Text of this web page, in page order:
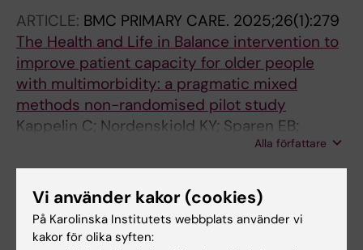
ARTICLE: BMC PRIMARY CARE. 2025;26(1):279
The Health and Life in Balance intervention to
improve patient capacity for older people
with multimorbidity: a pragmatic mixed
methods non-randomised pilot study
Kappelin C; Nordenskiold KY; Sparen EB;
Alla författare
2022;22(1):212
Diagnosis and treatment of vulnerable
migrants: a retrospective study at a Doctors
Vi använder kakor (cookies)
På Karolinska Institutets webbplats använder vi
kakor för olika syften: